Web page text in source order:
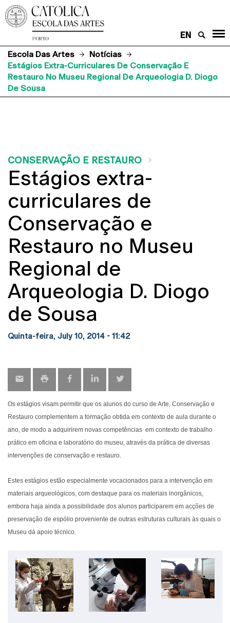
EN
Escola Das Artes
Notícias
Estágios Extra-Curriculares De Conservação E
Restauro No Museu Regional De Arqueologia D. Diogo
De Sousa
CONSERVAÇÃO E RESTAURO
Estágios extra-
curriculares de
Conservação e
Restauro no Museu
Regional de
Arqueologia D. Diogo
de Sousa
Quinta-feira, July 10, 2014 - 11:42
Os estágios visam permitir que os alunos do curso de Arte, Conservação e
Restauro complementem a formação obtida em contexto de aula durante o
ano, de modo a adquirirem novas competências em contexto de trabalho
prático em oficina e laboratório do museu, através da prática de diversas
intervenções de conservação e restauro.
Estes estágios estão especialmente vocacionados para a intervenção em
materiais arqueológicos, com destaque para os materiais inorgânicos,
embora haja ainda a possibilidade dos alunos participarem em acções de
preservação de espólio proveniente de outras estruturas culturais às quais o
Museu dá apoio técnico.